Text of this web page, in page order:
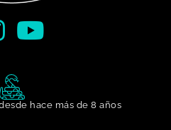
hace más de 8 años